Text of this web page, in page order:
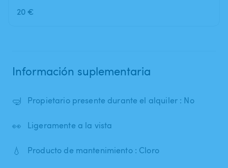
20 €
Información suplementaria
🤿 Propietario presente durante el alquiler : No
👀 Ligeramente a la vista
💧 Producto de mantenimiento : Cloro